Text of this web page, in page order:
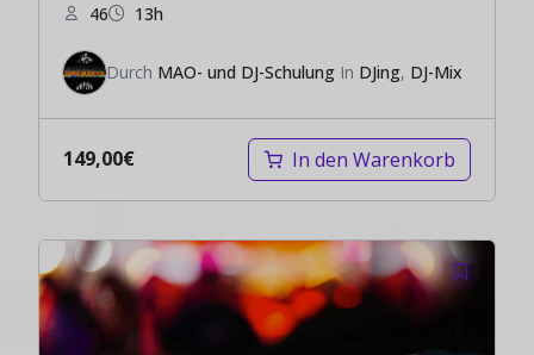
46 13h
Durch MAO- und DJ-Schulung In DJing, DJ-Mix
149,00€ In den Warenkorb